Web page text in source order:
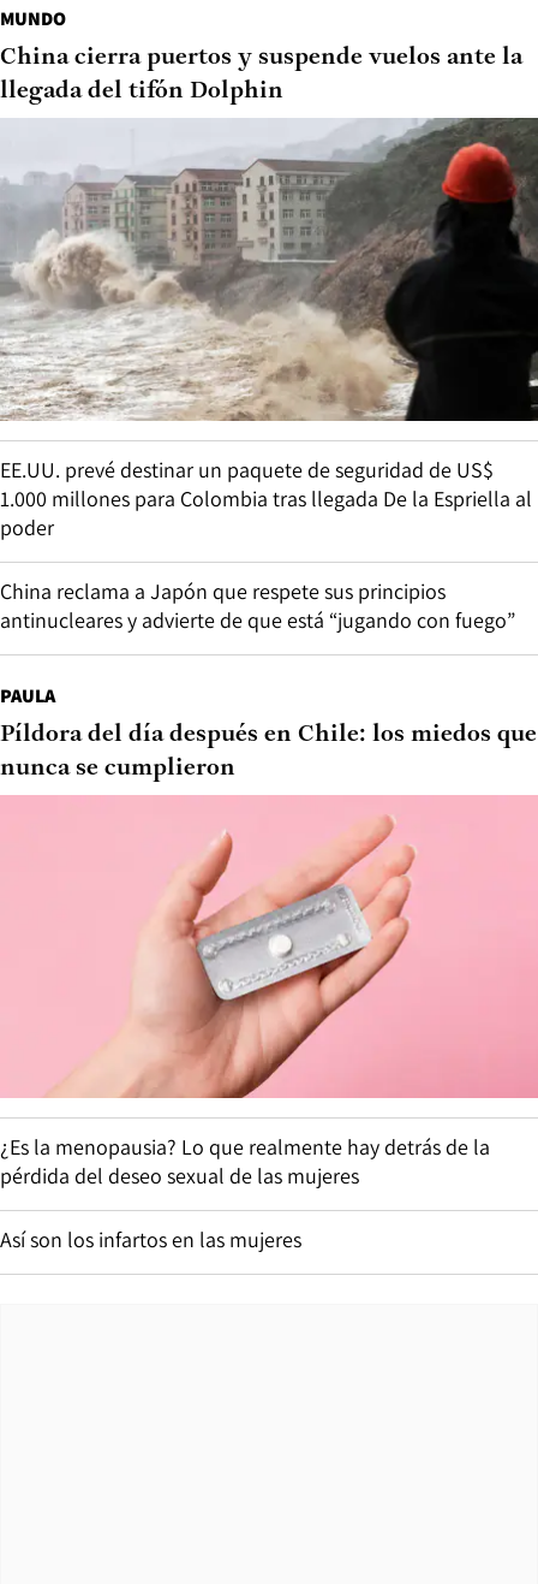
MUNDO
China cierra puertos y suspende vuelos ante la
llegada del tifón Dolphin
EE.UU. prevé destinar un paquete de seguridad de US$
1.000 millones para Colombia tras llegada De la Espriella al
poder
China reclama a Japón que respete sus principios
antinucleares y advierte de que está “jugando con fuego”
PAULA
Píldora del día después en Chile: los miedos que
nunca se cumplieron
¿Es la menopausia? Lo que realmente hay detrás de la
pérdida del deseo sexual de las mujeres
Así son los infartos en las mujeres